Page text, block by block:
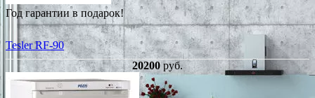
Год гарантии в подарок!
Tesler RF-90
20200руб.